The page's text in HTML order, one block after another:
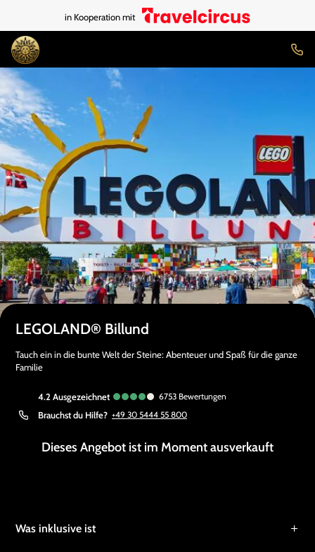
in Kooperation mit
LEGOLAND® Billund
Tauch ein in die bunte Welt der Steine: Abenteuer und Spaß für die ganze
Familie
4.2 ausgezeichnet 6753 Bewertungen
Brauchst du Hilfe? +49 30 5444 55 800
Dieses Angebot ist im Moment ausverkauft
Was inklusive ist